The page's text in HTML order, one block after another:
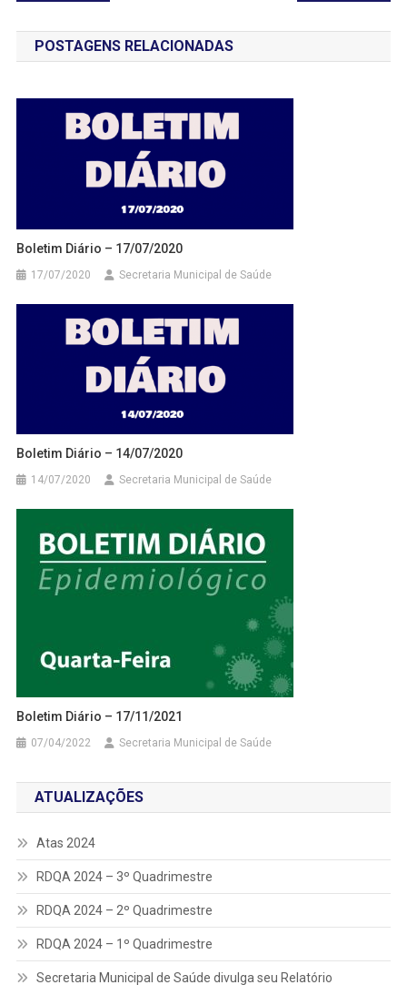
de
Post
POSTAGENS RELACIONADAS
Boletim Diário – 17/07/2020
17/07/2020 Secretaria Municipal de Saúde
Boletim Diário – 14/07/2020
14/07/2020 Secretaria Municipal de Saúde
Boletim Diário – 17/11/2021
07/04/2022 Secretaria Municipal de Saúde
ATUALIZAÇÕES
Atas 2024
RDQA 2024 – 3º Quadrimestre
RDQA 2024 – 2º Quadrimestre
RDQA 2024 – 1º Quadrimestre
Secretaria Municipal de Saúde divulga seu Relatório